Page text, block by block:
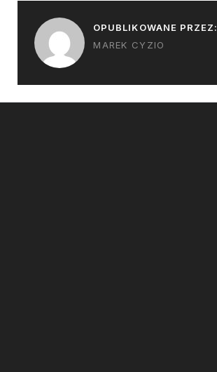
OPUBLIKOWANE PRZEZ:
MAREK CYZIO